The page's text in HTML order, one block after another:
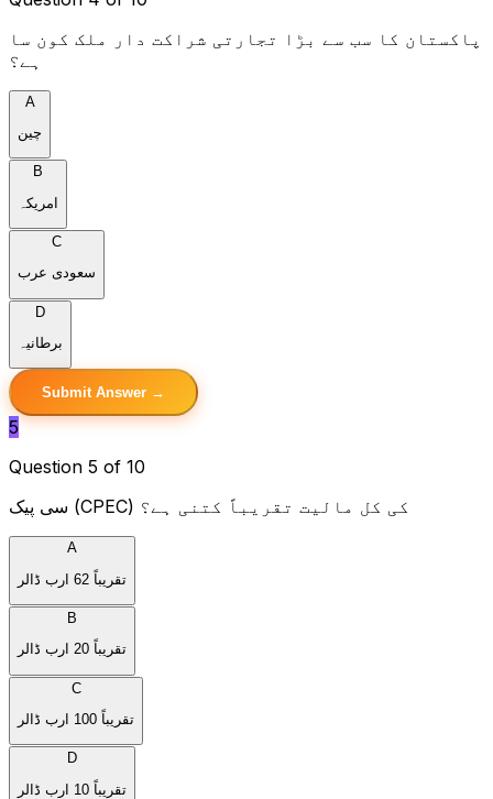
پاکستان کا سب سے بڑا تجارتی شراکت دار ملک کون سا
ہے؟
A
چین
B
امریکہ
C
سعودی عرب
D
برطانیہ
Submit Answer →
5
Question 5 of 10
سی پیک (CPEC) کی کل مالیت تقریباً کتنی ہے؟
A
تقریباً 62 ارب ڈالر
B
تقریباً 20 ارب ڈالر
C
تقریباً 100 ارب ڈالر
D
تقریباً 10 ارب ڈالر